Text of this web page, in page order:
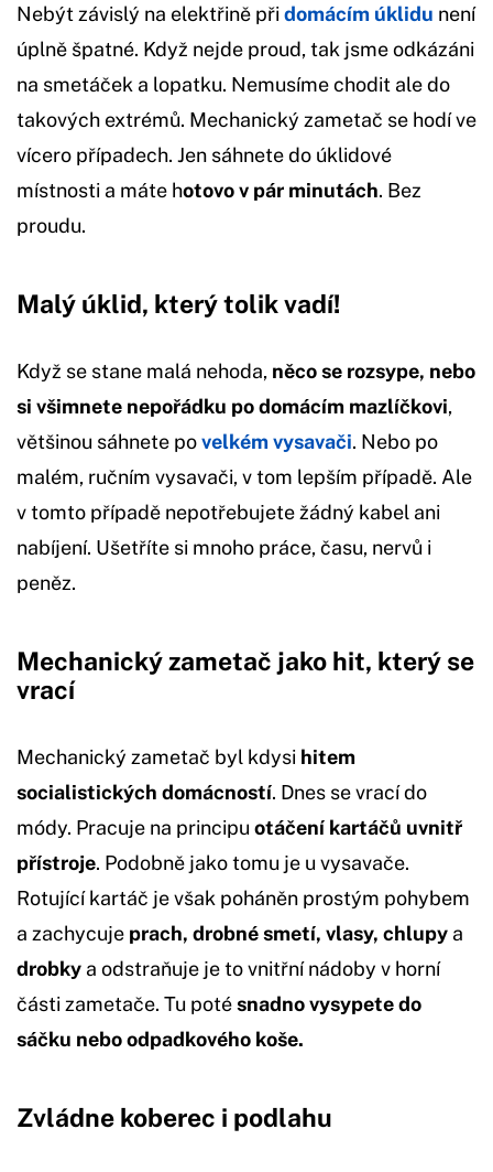
Nebýt závislý na elektřině při domácím úklidu není
úplně špatné. Když nejde proud, tak jsme odkázáni
na smetáček a lopatku. Nemusíme chodit ale do
takových extrémů. Mechanický zametač se hodí ve
vícero případech. Jen sáhnete do úklidové
místnosti a máte hotovo v pár minutách. Bez
proudu.
Malý úklid, který tolik vadí!
Když se stane malá nehoda, něco se rozsype, nebo
si všimnete nepořádku po domácím mazlíčkovi,
většinou sáhnete povelkém vysavači. Nebo po
malém, ručním vysavači, v tom lepším případě. Ale
v tomto případě nepotřebujete žádný kabel ani
nabíjení. Ušetříte si mnoho práce, času, nervů i
peněz.
Mechanický zametač jako hit, který se
vrací
Mechanický zametač byl kdysi hitem
socialistických domácností. Dnes se vrací do
módy. Pracuje na principu otáčení kartáčů uvnitř
přístroje. Podobně jako tomu je u vysavače.
Rotující kartáč je však poháněn prostým pohybem
a zachycuje prach, drobné smetí, vlasy, chlupy a
drobky a odstraňuje je to vnitřní nádoby v horní
části zametače. Tu potésnadno vysypete do
sáčku nebo odpadkového koše.
Zvládne koberec i podlahu